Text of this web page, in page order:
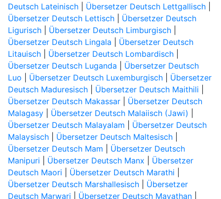
Deutsch Lateinisch| Übersetzer Deutsch Lettgallisch|
Übersetzer Deutsch Lettisch| Übersetzer Deutsch
Ligurisch| Übersetzer Deutsch Limburgisch|
Übersetzer Deutsch Lingala
Übersetzer Deutsch
Litauisch| Übersetzer Deutsch Lombardisch|
Übersetzer Deutsch Luganda
Übersetzer Deutsch
Luo
Übersetzer Deutsch Luxemburgisch| Übersetzer
Deutsch Maduresisch| Übersetzer Deutsch Maithili
Übersetzer Deutsch Makassar| Übersetzer Deutsch
Malagasy| Übersetzer Deutsch Malaiisch (Jawi)
Übersetzer Deutsch Malayalam
Übersetzer Deutsch
Malaysisch| Übersetzer Deutsch Maltesisch|
Übersetzer Deutsch Mam
Übersetzer Deutsch
Manipuri
Übersetzer Deutsch Manx
Übersetzer
Deutsch Maori
Übersetzer Deutsch Marathi
Übersetzer Deutsch Marshallesisch| Übersetzer
Deutsch Marwari
Übersetzer Deutsch Mayathan|